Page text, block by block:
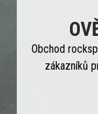
Obchod
zákazníků